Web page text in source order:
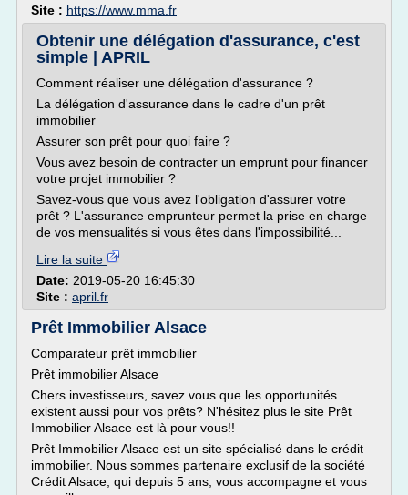
Site : https://www.mma.fr
Obtenir une délégation d'assurance, c'est
simple | APRIL
Comment réaliser une délégation d'assurance ?
La délégation d'assurance dans le cadre d'un prêt
immobilier
Assurer son prêt pour quoi faire ?
Vous avez besoin de contracter un emprunt pour financer
votre projet immobilier ?
Savez-vous que vous avez l'obligation d'assurer votre
prêt ? L'assurance emprunteur permet la prise en charge
de vos mensualités si vous êtes dans l'impossibilité...
Lire la suite
Date: 2019-05-20 16:45:30
Site : april.fr
Prêt Immobilier Alsace
Comparateur prêt immobilier
Prêt immobilier Alsace
Chers investisseurs, savez vous que les opportunités
existent aussi pour vos prêts? N'hésitez plus le site Prêt
Immobilier Alsace est là pour vous!!
Prêt Immobilier Alsace est un site spécialisé dans le crédit
immobilier. Nous sommes partenaire exclusif de la société
Crédit Alsace, qui depuis 5 ans, vous accompagne et vous